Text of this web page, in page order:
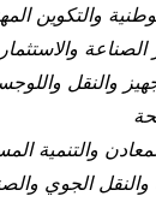
والتكوين
والنقل
والتنمية
الجوي